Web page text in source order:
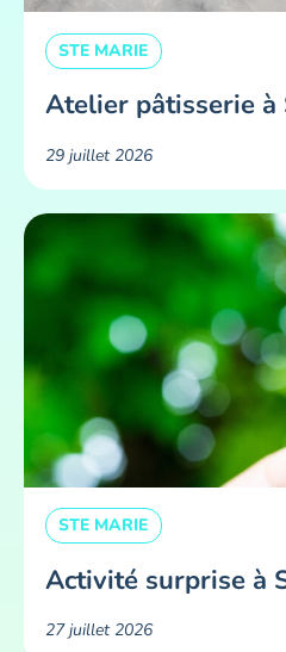
STE MARIE
Atelier pâtisserie à
29 juillet 2026
STE MARIE
Activité surprise à
27 juillet 2026